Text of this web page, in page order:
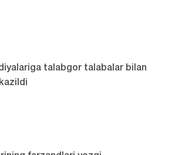
talabgor talabalar bilan